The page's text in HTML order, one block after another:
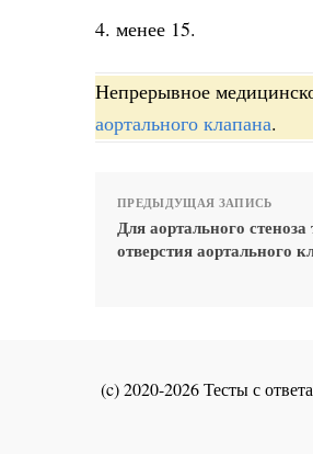
4. менее 15.
Непрерывное
аортального клапана.
ПРЕДЫДУЩАЯ ЗАПИСЬ
Для аортального
отверстия аортального
(c) 2020-2026 Тесты с